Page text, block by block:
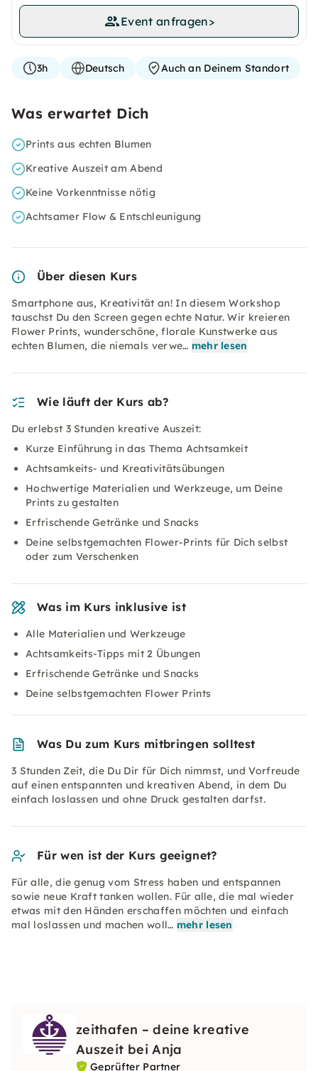
Event anfragen>
3h Deutsch Auch an Deinem Standort
Was erwartet Dich
Prints aus echten Blumen
Kreative Auszeit am Abend
Keine Vorkenntnisse nötig
Achtsamer Flow & Entschleunigung
Über diesen Kurs
Smartphone aus, Kreativität an! In diesem Workshop
tauschst Du den Screen gegen echte Natur. Wir kreieren
Flower Prints, wunderschöne, florale Kunstwerke aus
echten Blumen, die niemals verwe… mehr lesen
Wie läuft der Kurs ab?
Du erlebst 3 Stunden kreative Auszeit:
Kurze Einführung in das Thema Achtsamkeit
Achtsamkeits- und Kreativitätsübungen
Hochwertige Materialien und Werkzeuge, um Deine
Prints zu gestalten
Erfrischende Getränke und Snacks
Deine selbstgemachten Flower-Prints für Dich selbst
oder zum Verschenken
Was im Kurs inklusive ist
Alle Materialien und Werkzeuge
Achtsamkeits-Tipps mit 2 Übungen
Erfrischende Getränke und Snacks
Deine selbstgemachten Flower Prints
Was Du zum Kurs mitbringen solltest
3 Stunden Zeit, die Du Dir für Dich nimmst, und Vorfreude
auf einen entspannten und kreativen Abend, in dem Du
einfach loslassen und ohne Druck gestalten darfst.
Für wen ist der Kurs geeignet?
Für alle, die genug vom Stress haben und entspannen
sowie neue Kraft tanken wollen. Für alle, die mal wieder
etwas mit den Händen erschaffen möchten und einfach
mal loslassen und machen woll… mehr lesen
zeithafen – deine kreative
Auszeit bei Anja
Geprüfter Partner